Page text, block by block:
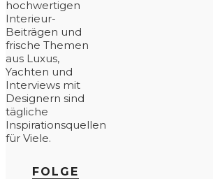
hochwertigen
Interieur-
Beiträgen und
frische Themen
aus Luxus,
Yachten und
Interviews mit
Designern sind
tägliche
Inspirationsquellen
für Viele.
FOLGE